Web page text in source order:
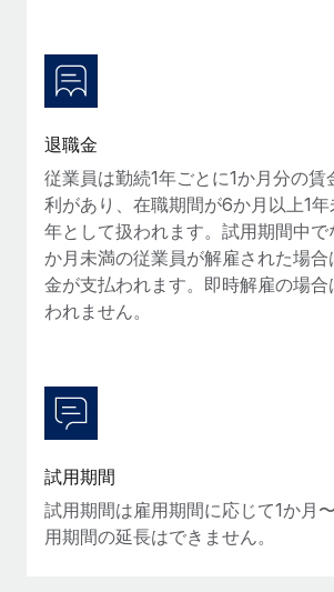
よびContractor Management Plus
プラス）
Remoteの使命は、世界のどこにいても、あら
業務に最適な人材を採用し、管理し、給与を支
スしました。...
詳細を見る
給与詐欺：種類、事例、ビジネスを守る
を保護することは極めて重要です。...
退職金
従業員は勤続1年ごとに1か月分の賃
利があり、在職期間が6か月以上1年
年として扱われます。試用期間中
か月未満の従業員が解雇された場
金が支払われます。即時解雇の場
われません。
試用期間
試用期間は雇用期間に応じて1か月
用期間の延長はできません。